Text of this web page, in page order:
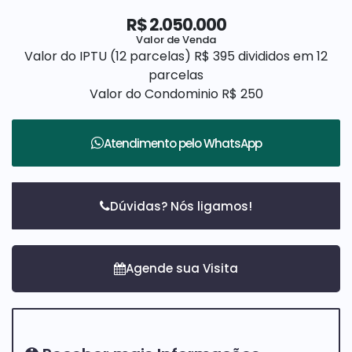
dormitórios, escritório, sala e área gourmet (com
dreno, disjuntores e cabeamento)
• Porta de entrada pivotante em alumínio com
fechadura digital touch
🛁Banheiros:
• Box em vidro temperado transparente com
acabamento em alumínio cromado
• Esquadrias de alumínio na cor preta, tipo maxi-ar
R$2.050.000
Valor de Venda
Valor do IPTU (12 parcelas) R$ 395 divididos em 12
parcelas
Valor do Condominio R$ 250
Atendimento peloWhatsApp
Dúvidas? Nós ligamos!